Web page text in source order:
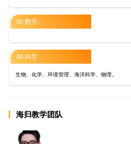
05 数学。
06 科学
生物、化学、环境管理、海洋科学、物理。
海归教学团队